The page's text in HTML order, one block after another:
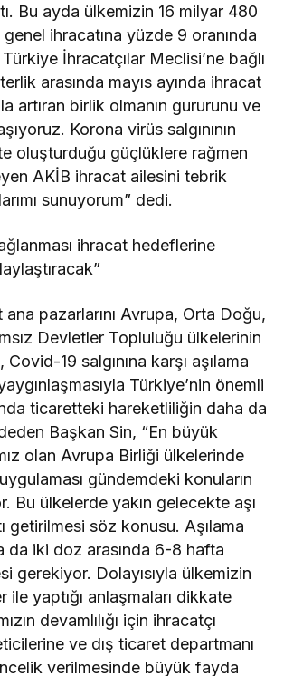
Bu ayda ülkemizin 16 milyar 480
ihracatına yüzde 9 oranında
İhracatçılar Meclisi’ne bağlı
arasında mayıs ayında ihracat
artıran birlik olmanın gururunu ve
Korona virüs salgınının
oluşturduğu güçlüklere rağmen
AKİB ihracat ailesini tebrik
sunuyorum” dedi.
ihracat hedeflerine
ana pazarlarını Avrupa, Orta Doğu,
Devletler Topluluğu ülkelerinin
19 salgınına karşı aşılama
Türkiye’nin önemli
ticaretteki hareketliliğin daha da
Başkan Sin, “En büyük
olan Avrupa Birliği ülkelerinde
gündemdeki konuların
Bu ülkelerde yakın gelecekte aşı
getirilmesi söz konusu. Aşılama
da iki doz arasında 6-8 hafta
gerekiyor. Dolayısıyla ülkemizin
ile yaptığı anlaşmaları dikkate
devamlılığı için ihracatçı
ve dış ticaret departmanı
verilmesinde büyük fayda